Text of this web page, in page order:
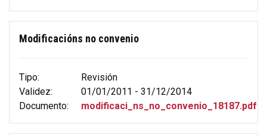
Modificacións no convenio
Tipo:
Revisión
Validez:
01/01/2011 - 31/12/2014
Documento:
modificaci_ns_no_convenio_18187.pdf